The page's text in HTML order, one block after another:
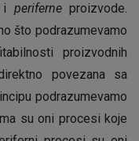
i periferneproizvode.
što podrazumevamo
proizvodnih
povezana sa
podrazumevamo
su oni procesi koje